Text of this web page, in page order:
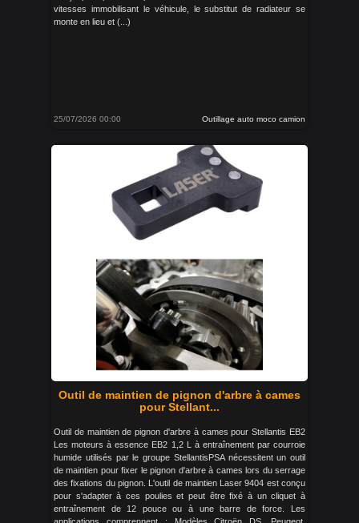
vitesses immobilisant le véhicule, le substitut de radiateur se
monte en lieu et (...)
25/07/2026 00:00 Outillage auto moco camion
Outil de maintien de pignon d'arbre à cames
pour Stellant...
Outil de maintien de pignon d'arbre à cames pour Stellantis EB2
Les moteurs à essence EB2 1,2 L à entraînement par courroie
humide utilisés par le groupe StellantisPSA nécessitent un outil
de maintien pour fixer le pignon d'arbre à cames lors du serrage
des fixations du pignon. L'outil de maintien Laser 9404 est conçu
pour s'adapter à ces poulies et peut être fixé à un cliquet à
entraînement de 12 pouce ou à une barre de force. Les